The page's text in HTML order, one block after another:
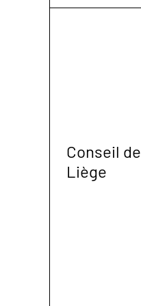
Conseil de
Liège